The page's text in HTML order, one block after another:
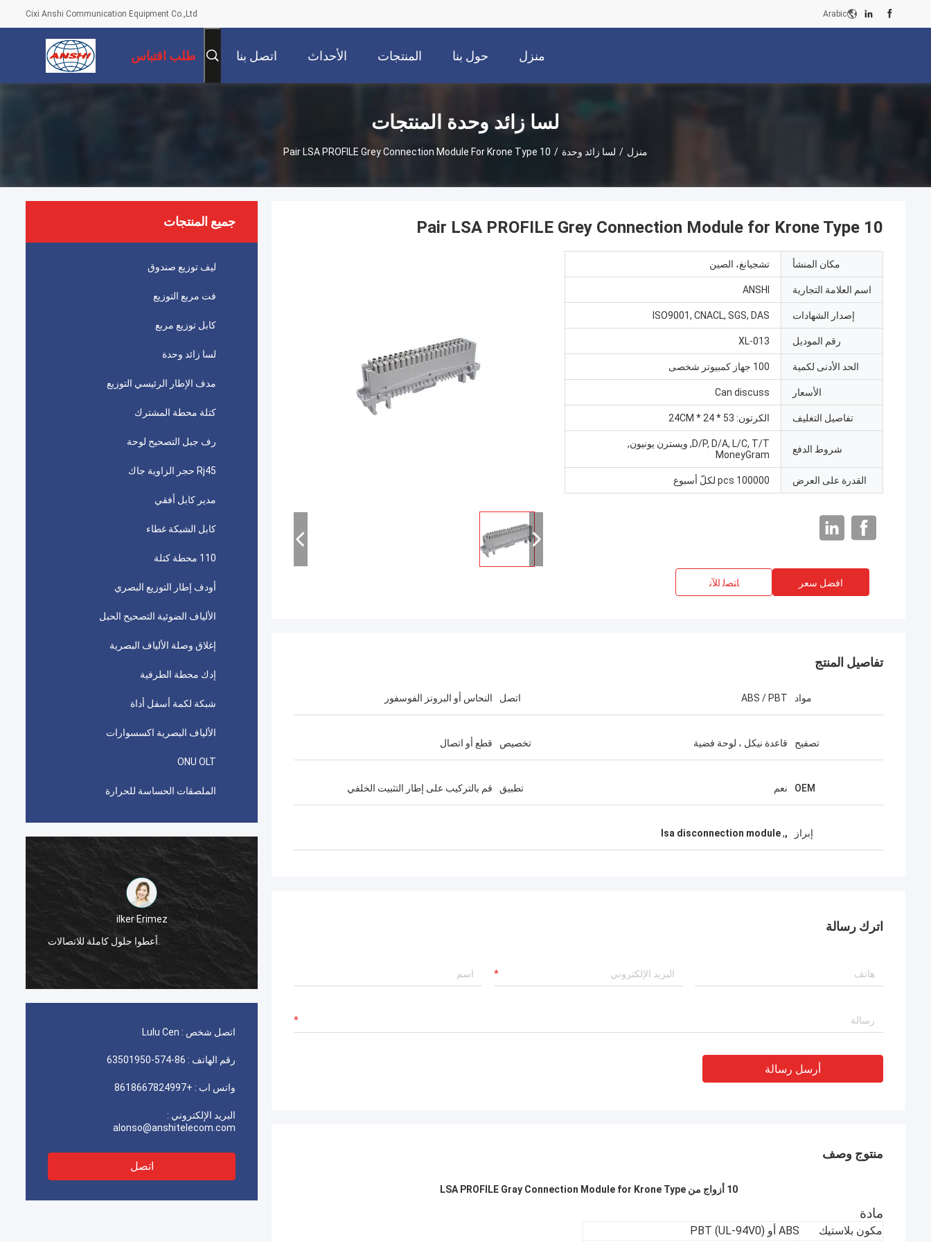
Cixi Anshi Communication Equipment Co.,Ltd Arabic
منزل حول بنا المنتجات الأحداث اتصل بنا طلب اقتباس
لسا زائد وحدة المنتجات
منزل / لسا زائد وحدة /
10 Pair LSA PROFILE Grey Connection Module For Krone Type
جميع المنتجات
ليف توزيع صندوق
فت مربع التوزيع
كابل توزيع مربع
لسا زائد وحدة
مدف الإطار الرئيسي التوزيع
كتلة محطة المشترك
رف جبل التصحيح لوحة
Rj45 حجر الزاوية جاك
مدير كابل أفقي
كابل الشبكة غطاء
110 محطة كتلة
أودف إطار التوزيع البصري
الألياف الضوئية التصحيح الحبل
إغلاق وصلة الألياف البصرية
إدك محطة الطرفية
شبكة لكمة أسفل أداة
الألياف البصرية اكسسوارات
ONU OLT
الملصقات الحساسة للحرارة
ilker Erimez
أعطوا حلول كاملة للاتصالات.
موصلات بيكابوند AMP TYCO المستخدمة في
اتصالات إيران تعمل بشكل ممتاز ، عميلنا راضي
اتصل شخص : Lulu Cen
رقم الهاتف : 86-574-63501950
واتس اب : +8618667824997
البريد الإلكتروني :
alonso@anshitelecom.com
اتصل
10 Pair LSA PROFILE Grey Connection Module for Krone Type
مكان المنشأ تشجيانغ، الصين
اسم العلامة التجارية ANSHI
إصدار الشهادات ISO9001, CNACL, SGS, DAS
رقم الموديل XL-013
الحد الأدنى لكمية 100 جهاز كمبيوتر شخصى
الأسعار Can discuss
تفاصيل التغليف الكرتون: 53 * 24 * 24CM
شروط الدفع
D/P, D/A, L/C, T/T, ويسترن يونيون,
MoneyGram
القدرة على العرض 100000 pcs لكلّ أسبوع
افضل سعر ﺎﺘﺼﻟ ﺍﻶﻧ
تفاصيل المنتج
مواد ABS / PBT اتصل النحاس أو البرونز الفوسفور
تصفيح قاعدة نيكل ، لوحة فضية تخصيص قطع أو اتصال
OEM نعم تطبيق قم بالتركيب على إطار التثبيت الخلفي
إبراز ,
,
lsa disconnection module
اترك رسالة
أرسل رسالة
منتوج وصف
10 أزواج من LSA PROFILE Gray Connection Module for Krone Type
مادة
مكون بلاستيك
ABS أو PBT (UL-94V0)